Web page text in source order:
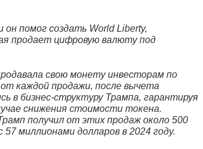
помог создать World Liberty,
продает цифровую валюту под
свою монету инвесторам по
каждой продажи, после вычета
в бизнес-структуру Трампа, гарантируя
снижения стоимости токена.
получил от этих продаж около 500
миллионами долларов в 2024 году.